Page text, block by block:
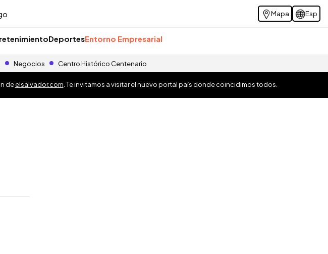
Mapa Esp
DeportesEntorno Empresarial
Negocios Centro Histórico Centenario
deelsalvador.com . Te invitamos a visitar el nuevo portal país donde coincidimos todos.